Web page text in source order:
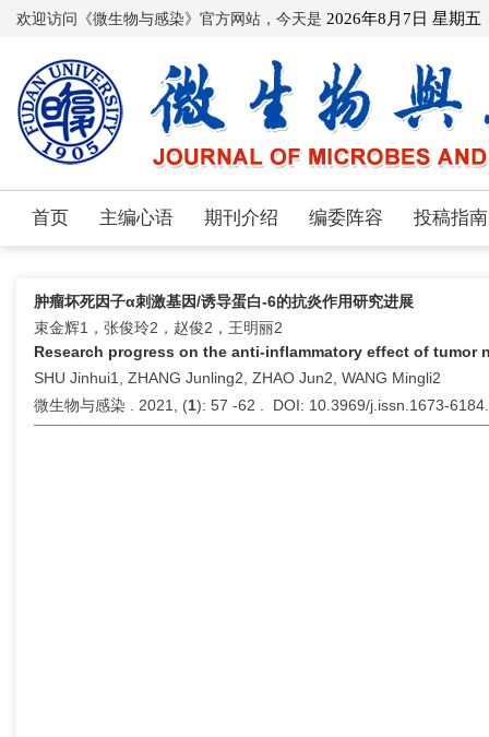
欢迎访问《微生物与感染》官方网站，今天是 2026年8月7日 星期五
首页 主编心语 期刊介绍 编委阵容 投稿指南
肿瘤坏死因子α刺激基因/诱导蛋白-6的抗炎作用研究进展
束金辉1，张俊玲2，赵俊2，王明丽2
Research progress on the anti-inflammatory effect of
SHU Jinhui1, ZHANG Junling2, ZHAO Jun2, WANG Mingli2
微生物与感染 . 2021, (1): 57 -62 . DOI: 10.3969/j.issn.1673-